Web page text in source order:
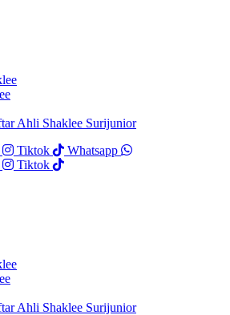
Ahli Shaklee Surijunior
Tiktok
Whatsapp
Tiktok
Ahli Shaklee Surijunior